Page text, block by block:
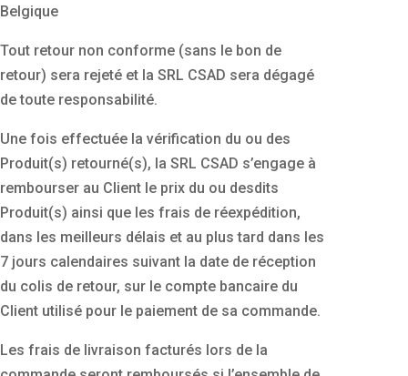
Belgique
Tout retour non conforme (sans le bon de
retour) sera rejeté et la SRL CSAD sera dégagé
de toute responsabilité.
Une fois effectuée la vérification du ou des
Produit(s) retourné(s), la SRL CSAD s’engage à
rembourser au Client le prix du ou desdits
Produit(s) ainsi que les frais de réexpédition,
dans les meilleurs délais et au plus tard dans les
7 jours calendaires suivant la date de réception
du colis de retour, sur le compte bancaire du
Client utilisé pour le paiement de sa commande.
Les frais de livraison facturés lors de la